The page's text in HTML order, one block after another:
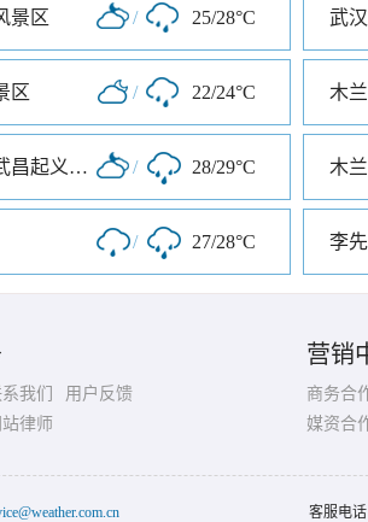
景区 / 25/28°C 武
区 / 22/24°C 木
辛亥革命武昌起义纪念馆 / 28/29°C 木
/ 27/28°C 李
我们
用户反馈
站律师
营销
商务合
媒资合
客服电